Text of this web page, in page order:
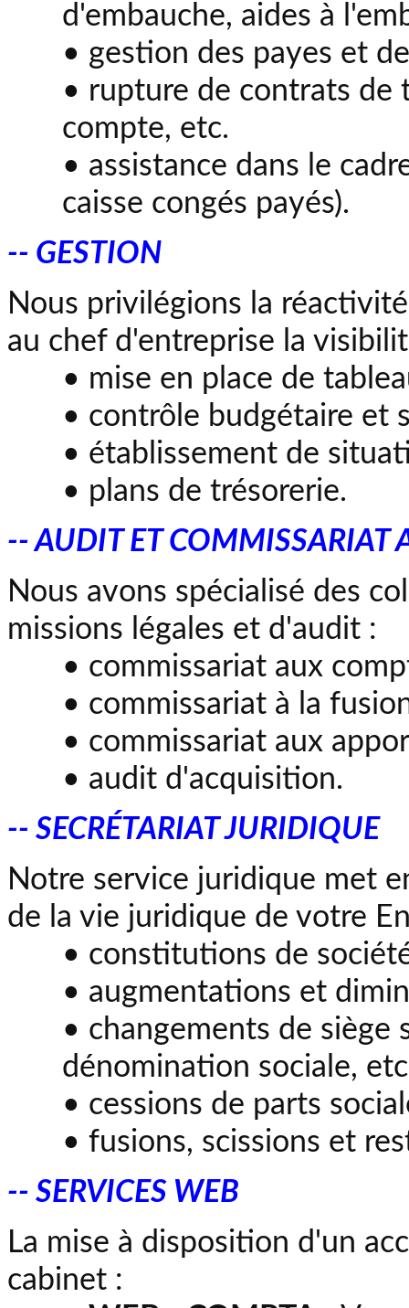
d'embauche, aides à
• gestion des payes et
• rupture de contrats de
compte, etc.
• assistance dans le
caisse congés payés).
-- GESTION
Nous privilégions la
au chef d'entreprise la
• mise en place de
• contrôle budgétaire et
• établissement de
• plans de trésorerie.
-- AUDIT ET COMMISSARIAT
Nous avons spécialisé des
missions légales et d'audit :
• commissariat aux
• commissariat à la
• commissariat aux
• audit d'acquisition.
-- SECRÉTARIAT JURIDIQUE
Notre service juridique met
de la vie juridique de votre
• constitutions de
• augmentations et
• changements de siège
dénomination sociale,
• cessions de parts
• fusions, scissions et
-- SERVICES WEB
La mise à disposition d'un
cabinet :